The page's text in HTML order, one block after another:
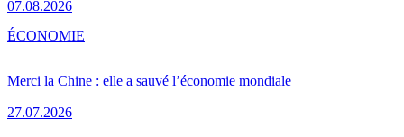
07.08.2026
Merci la Chine : elle a sauvé l’économie mondiale
27.07.2026
ÉCONOMIE